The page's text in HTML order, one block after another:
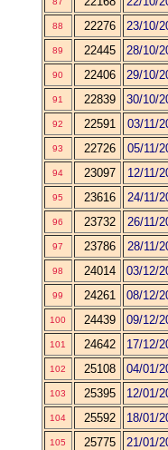
88 22276 23/10/
89 22445 28/10/
90 22406 29/10/
91 22839 30/10/
92 22591 03/11/
93 22726 05/11/
94 23097 12/11/
95 23616 24/11/
96 23732 26/11/
97 23786 28/11/
98 24014 03/12/
99 24261 08/12/
100 24439 09/12/
101 24642 17/12/
102 25108 04/01/
103 25395 12/01/
104 25592 18/01/
105 25775 21/01/